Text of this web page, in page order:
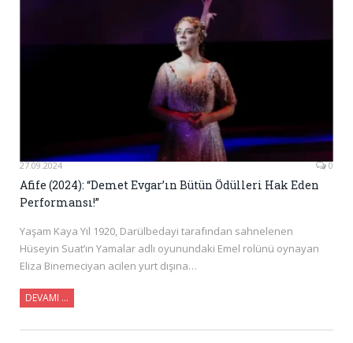
27.09.2024 0
Afife (2024): “Demet Evgar’ın Bütün Ödülleri Hak Eden
Performansı!”
Yaşam Kaya Yıl 1920, Darülbedayi tarafından sahnelenen
Hüseyin Suat’ın Yamalar adlı oyunundaki Emel rolünü oynayan
Eliza Binemeciyan acilen yurt dışına…
DEVAMI …